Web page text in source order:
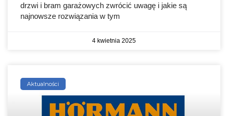
drzwi i bram garażowych zwrócić uwagę i jakie są
najnowsze rozwiązania w tym
4 kwietnia 2025
Aktualności